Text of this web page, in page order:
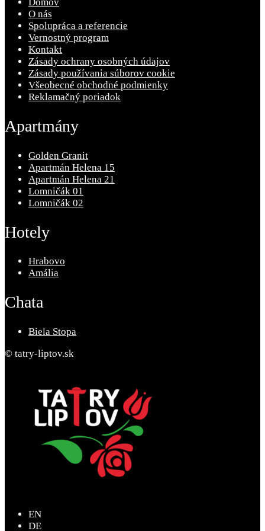
O nás
Spolupráca a referencie
Vernostný program
Kontakt
Zásady ochrany osobných údajov
Zásady používania súborov cookie
Všeobecné obchodné podmienky
Reklamačný poriadok
Apartmány
Golden Granit
Apartmán Helena 15
Apartmán Helena 21
Lomničák 01
Lomničák 02
Hotely
Hrabovo
Amália
Chata
Biela Stopa
© tatry-liptov.sk
EN
DE